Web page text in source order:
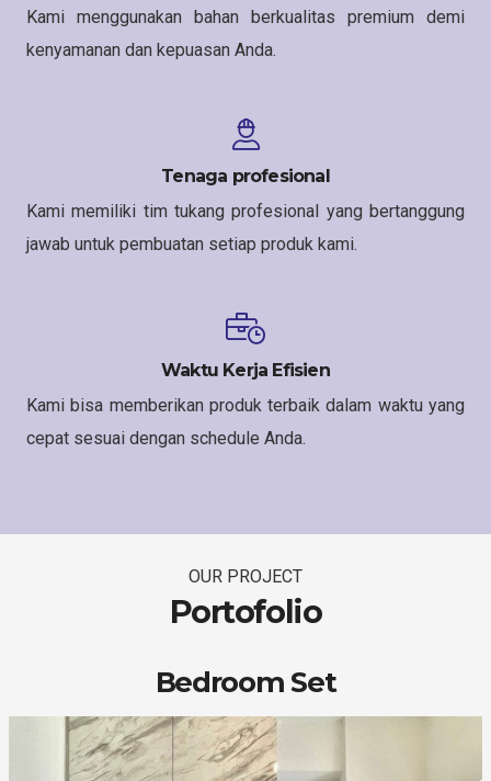
Kami menggunakan bahan berkualitas premium demi
kenyamanan dan kepuasan Anda.
Tenaga profesional
Kami memiliki tim tukang profesional yang bertanggung
jawab untuk pembuatan setiap produk kami.
Waktu Kerja Efisien
Kami bisa memberikan produk terbaik dalam waktu yang
cepat sesuai dengan schedule Anda.
OUR PROJECT
Portofolio
Bedroom Set